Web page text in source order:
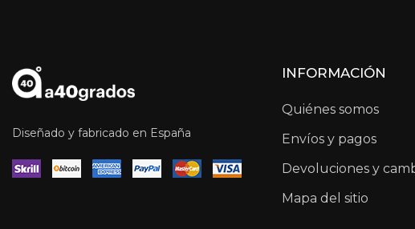
Diseñado y fabricado en España
INFORMACIÓN
Quiénes somos
Envíos y pagos
Devoluciones y
Mapa del sitio